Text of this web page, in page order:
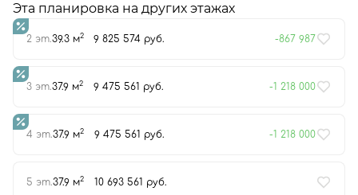
Эта планировка на других этажах
2 эт.39.3 м2 9 825 574 руб. -867 987
3 эт.37.9 м2 9 475 561 руб. -1 218 000
4 эт.37.9 м2 9 475 561 руб. -1 218 000
5 эт.37.9 м2 10 693 561 руб.